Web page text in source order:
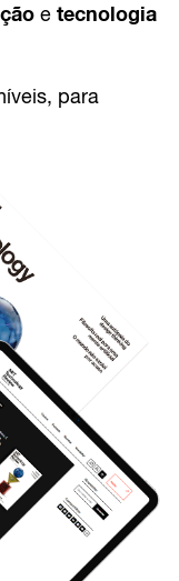
e tecnologia
para